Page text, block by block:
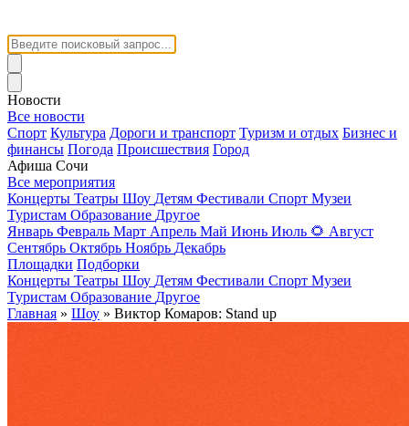
Новости
Все новости
Спорт Культура Дороги и транспорт Туризм и отдых Бизнес и
финансы Погода Происшествия Город
Афиша Сочи
Все мероприятия
Концерты Театры Шоу Детям Фестивали Спорт Музеи
Туристам Образование Другое
Январь Февраль Март Апрель Май Июнь Июль 🌻 Август
Сентябрь Октябрь Ноябрь Декабрь
Площадки Подборки
Концерты Театры Шоу Детям Фестивали Спорт Музеи
Туристам Образование Другое
Главная » Шоу » Виктор Комаров: Stand up